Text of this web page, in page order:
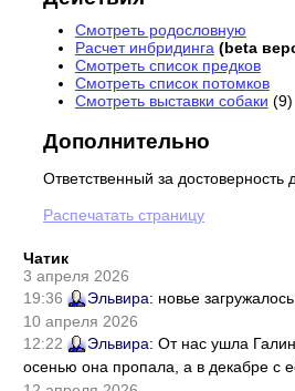
Смотреть родословную
Расчет инбридинга (beta
Смотреть список предков
Смотреть список потомков
Смотреть выставки собаки (9)
Дополнительно
Ответственный за достоверность
Распечатать страницу
Чатик
3 апреля 2026
19:36
Эльвира: новье
10 апреля 2026
12:22
Эльвира: От нас ушла
осенью она пропала, а в декабре с